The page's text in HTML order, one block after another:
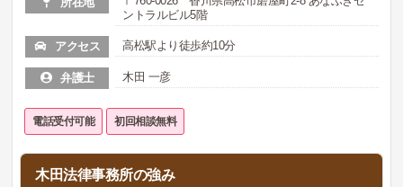
ントラルビル5階
アクセス 高松駅より徒歩約10分
弁護士 木田 一彦
電話受付可能 初回相談無料
木田法律事務所の強み